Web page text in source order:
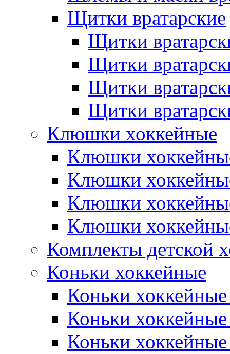
Щитки вратарские
Щитки
Щитки
Щитки
Щитки
Клюшки хоккейные
Клюшки
Клюшки
Клюшки
Клюшки
Комплекты детской
Коньки хоккейные
Коньки хоккейные
Коньки
Коньки